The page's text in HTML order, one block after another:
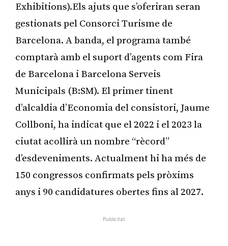
Exhibitions).Els ajuts que s’oferiran seran
gestionats pel Consorci Turisme de
Barcelona. A banda, el programa també
comptarà amb el suport d’agents com Fira
de Barcelona i Barcelona Serveis
Municipals (B:SM). El primer tinent
d’alcaldia d’Economia del consistori, Jaume
Collboni, ha indicat que el 2022 i el 2023 la
ciutat acollirà un nombre “rècord”
d’esdeveniments. Actualment hi ha més de
150 congressos confirmats pels pròxims
anys i 90 candidatures obertes fins al 2027.
Publicitat